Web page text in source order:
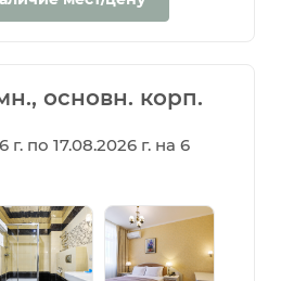
основн. корп.
г. по 17.08.2026 г. на 6